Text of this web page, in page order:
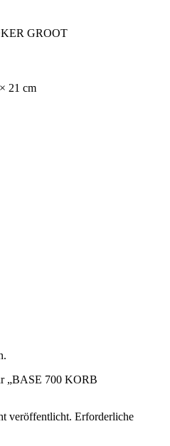
GROOT
21 cm
„BASE 700 KORB
veröffentlicht. Erforderliche